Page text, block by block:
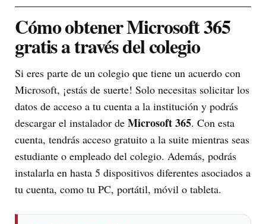
Cómo obtener Microsoft 365
gratis a través del colegio
Si eres parte de un colegio que tiene un acuerdo con
Microsoft, ¡estás de suerte! Solo necesitas solicitar los
datos de acceso a tu cuenta a la institución y podrás
descargar el instalador de Microsoft 365. Con esta
cuenta, tendrás acceso gratuito a la suite mientras seas
estudiante o empleado del colegio. Además, podrás
instalarla en hasta 5 dispositivos diferentes asociados a
tu cuenta, como tu PC, portátil, móvil o tableta.